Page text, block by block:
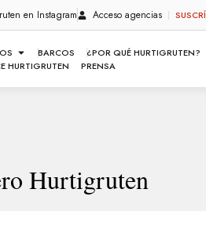
en Instagram Acceso agencias
BARCOS ¿POR QUÉ HURTIGRUTEN?
HURTIGRUTEN
PRENSA
Hurtigruten